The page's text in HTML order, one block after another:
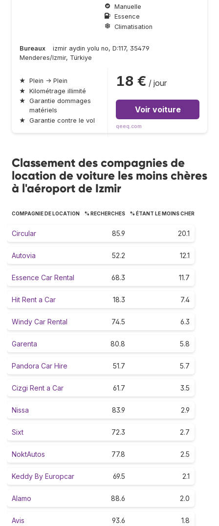
Manuelle
Essence
Climatisation
Bureaux
izmir aydin yolu no, D:117, 35479
Menderes/Izmir, Türkiye
★ Plein → Plein
★ Kilométrage illimité
★ Garantie dommages
matériels
★ Garantie contre le vol
18 € / jour
Voir voiture
qeeq.com
Classement des compagnies de
location de voiture les moins chères
à l'aéroport de Izmir
COMPAGNIE DE LOCATION % RECHERCHES % ÉTANT LE MOINS CHER
Circular 85.9 20.1
Autovia 52.2 12.1
Essence Car Rental 68.3 11.7
Hit Rent a Car 18.3 7.4
Windy Car Rental 74.5 6.3
Garenta 80.8 5.8
Pandora Car Hire 51.7 5.7
Cizgi Rent a Car 61.7 3.5
Nissa 83.9 2.9
Sixt 72.3 2.7
NoktAutos 77.8 2.5
Keddy By Europcar 69.5 2.1
Alamo 88.6 2.0
Avis 93.6 1.8